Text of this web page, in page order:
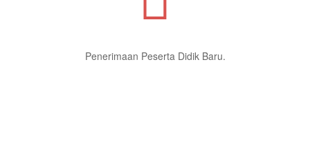
Penerimaan Peserta Didik Baru.